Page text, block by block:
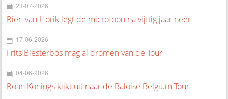
23-07-2026
Rien van Horik legt de microfoon na vijftig jaar neer
17-06-2026
Frits Biesterbos mag al dromen van de Tour
04-06-2026
Roan Konings kijkt uit naar de Baloise Belgium Tour